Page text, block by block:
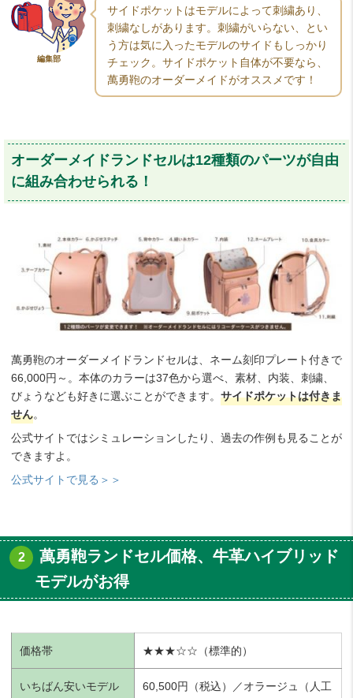
編集部
サイドポケットはモデルによって刺繍あり、
刺繍なしがあります。刺繍がいらない、とい
う方は気に入ったモデルのサイドもしっかり
チェック。サイドポケット自体が不要なら、
萬勇鞄のオーダーメイドがオススメです！
オーダーメイドランドセルは12種類のパーツが自由
に組み合わせられる！
萬勇鞄のオーダーメイドランドセルは、ネーム刻印プレート付きで
66,000円～。本体のカラーは37色から選べ、素材、内装、刺繍、
びょうなども好きに選ぶことができます。 サイドポケットは付きま
せん。
公式サイトではシミュレーションしたり、過去の作例も見ることが
できますよ。
公式サイトで見る＞＞
萬勇鞄ランドセル価格、牛革ハイブリッド
モデルがお得
価格帯 ★★★☆☆（標準的）
いちばん安いモデル
60,500円（税込）／オラージュ（人工